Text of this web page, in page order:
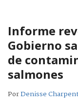
Informe
Gobierno
de
salmones
PorDenisse